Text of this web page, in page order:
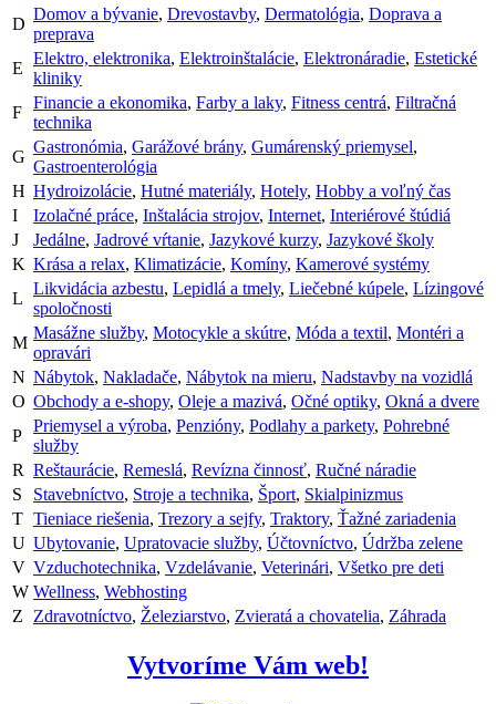
D
Domov a bývanie, Drevostavby, Dermatológia, Doprava a
preprava
E
Elektro, elektronika, Elektroinštalácie, Elektronáradie, Estetické
kliniky
F
Financie a ekonomika, Farby a laky, Fitness centrá, Filtračná
technika
G
Gastronómia, Garážové brány, Gumárenský priemysel,
Gastroenterológia
H Hydroizolácie, Hutné materiály, Hotely, Hobby a voľný čas
I
Izolačné práce, Inštalácia strojov, Internet, Interiérové štúdiá
J
Jedálne, Jadrové vŕtanie, Jazykové kurzy, Jazykové školy
K Krása a relax, Klimatizácie, Komíny, Kamerové systémy
L
Likvidácia azbestu, Lepidlá a tmely, Liečebné kúpele, Lízingové
spoločnosti
M
Masážne služby, Motocykle a skútre, Móda a textil, Montéri a
opravári
N Nábytok, Nakladače, Nábytok na mieru, Nadstavby na vozidlá
O Obchody a e-shopy, Oleje a mazivá, Očné optiky, Okná a dvere
P
Priemysel a výroba, Penzióny, Podlahy a parkety, Pohrebné
služby
R Reštaurácie, Remeslá, Revízna činnosť, Ručné náradie
S
Stavebníctvo, Stroje a technika, Šport, Skialpinizmus
T Tieniace riešenia, Trezory a sejfy, Traktory, Ťažné zariadenia
U Ubytovanie, Upratovacie služby, Účtovníctvo, Údržba zelene
V Vzduchotechnika, Vzdelávanie, Veterinári, Všetko pre deti
W Wellness, Webhosting
Z
Zdravotníctvo, Železiarstvo, Zvieratá a chovatelia, Záhrada
Vytvoríme Vám web!